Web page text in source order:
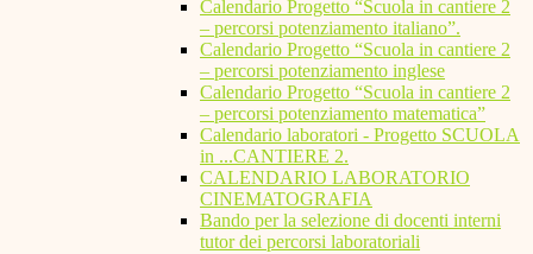
Calendario Progetto “Scuola in cantiere 2
– percorsi potenziamento italiano”.
Calendario Progetto “Scuola in cantiere 2
– percorsi potenziamento inglese
Calendario Progetto “Scuola in cantiere 2
– percorsi potenziamento matematica”
Calendario laboratori - Progetto SCUOLA
in ...CANTIERE 2.
CALENDARIO LABORATORIO
CINEMATOGRAFIA
Bando per la selezione di docenti interni
tutor dei percorsi laboratoriali